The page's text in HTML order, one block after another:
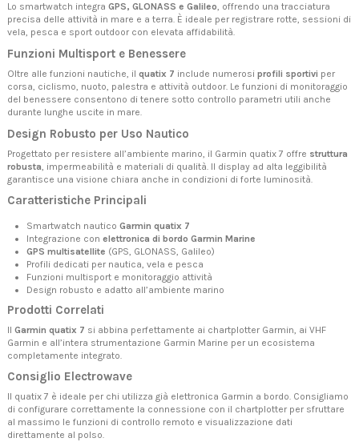
Lo smartwatch integra GPS, GLONASS e Galileo, offrendo una tracciatura
precisa delle attività in mare e a terra. È ideale per registrare rotte, sessioni di
vela, pesca e sport outdoor con elevata affidabilità.
Funzioni Multisport e Benessere
Oltre alle funzioni nautiche, il quatix 7 include numerosi profili sportivi per
corsa, ciclismo, nuoto, palestra e attività outdoor. Le funzioni di monitoraggio
del benessere consentono di tenere sotto controllo parametri utili anche
durante lunghe uscite in mare.
Design Robusto per Uso Nautico
Progettato per resistere all’ambiente marino, il Garmin quatix 7 offre struttura
robusta , impermeabilità e materiali di qualità. Il display ad alta leggibilità
garantisce una visione chiara anche in condizioni di forte luminosità.
Caratteristiche Principali
Smartwatch nautico Garmin quatix 7
Integrazione con elettronica di bordo Garmin Marine
GPS multisatellite (GPS, GLONASS, Galileo)
Profili dedicati per nautica, vela e pesca
Funzioni multisport e monitoraggio attività
Design robusto e adatto all’ambiente marino
Prodotti Correlati
Il Garmin quatix 7 si abbina perfettamente ai chartplotter Garmin , ai VHF
Garmin e all’intera strumentazione Garmin Marine per un ecosistema
completamente integrato.
Consiglio Electrowave
Il quatix 7 è ideale per chi utilizza già elettronica Garmin a bordo. Consigliamo
di configurare correttamente la connessione con il chartplotter per sfruttare
al massimo le funzioni di controllo remoto e visualizzazione dati
direttamente al polso.